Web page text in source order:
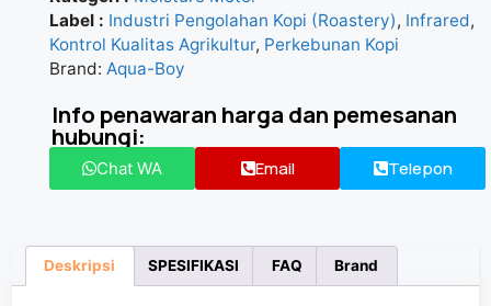
Label : Industri Pengolahan Kopi (Roastery), Infrared,
Kontrol Kualitas Agrikultur, Perkebunan Kopi
Brand: Aqua-Boy
Info penawaran harga dan pemesanan
hubungi:
Chat WA Email Telepon
Deskripsi SPESIFIKASI FAQ Brand